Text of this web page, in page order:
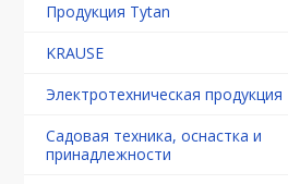
Продукция Tytan
KRAUSE
Электротехническая продукция
Садовая техника, оснастка и
принадлежности